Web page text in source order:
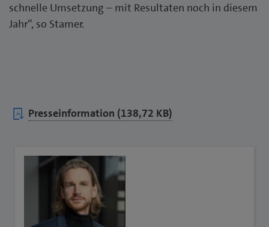
schnelle Umsetzung – mit Resultaten noch in diesem
Jahr“, so Stamer.
Presseinformation (138,72 KB)